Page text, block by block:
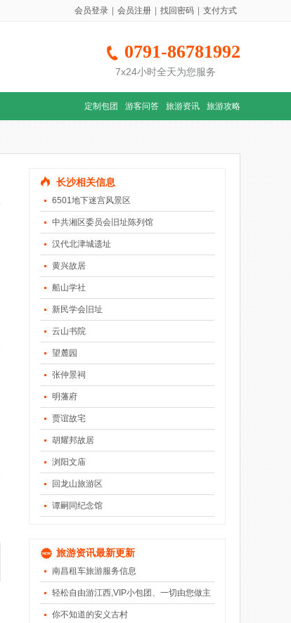
会员登录 会员注册 找回密码 支付方式
0791-86781992
7x24小时全天为您服务
定制包团 游客问答 旅游资讯 旅游攻略
长沙相关信息
6501地下迷宫风景区
中共湘区委员会旧址陈列馆
汉代北津城遗址
黄兴故居
船山学社
新民学会旧址
云山书院
望麓园
张仲景祠
明藩府
贾谊故宅
胡耀邦故居
浏阳文庙
回龙山旅游区
谭嗣同纪念馆
旅游资讯最新更新
南昌租车旅游服务信息
轻松自由游江西,VIP小包团、一切由您做主
你不知道的安义古村